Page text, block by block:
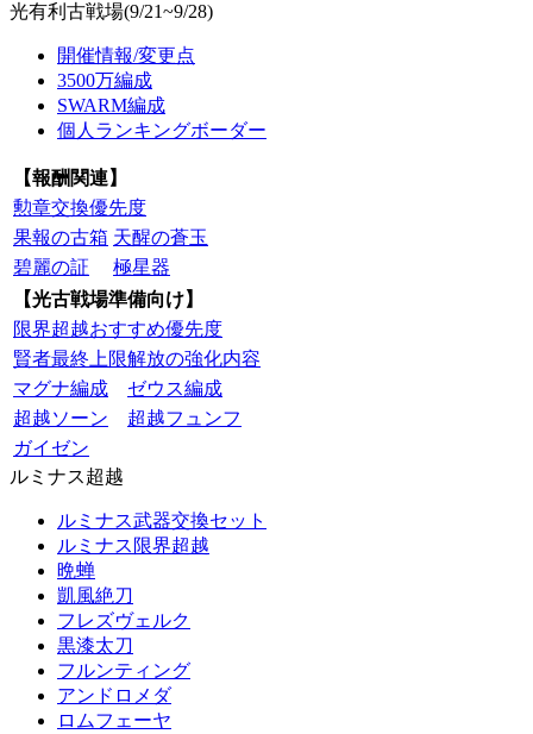
光有利古戦場(9/21~9/28)
開催情報/変更点
3500万編成
SWARM編成
個人ランキングボーダー
【報酬関連】
勲章交換優先度
果報の古箱 天醒の蒼玉
碧麗の証
極星器
【光古戦場準備向け】
限界超越おすすめ優先度
賢者最終上限解放の強化内容
マグナ編成
ゼウス編成
超越ソーン
超越フュンフ
ガイゼン
ルミナス超越
ルミナス武器交換セット
ルミナス限界超越
晩蝉
凱風絶刀
フレズヴェルク
黒漆太刀
フルンティング
アンドロメダ
ロムフェーヤ